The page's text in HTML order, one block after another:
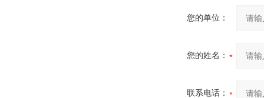
您的单位：
您的姓名：
联系电话：